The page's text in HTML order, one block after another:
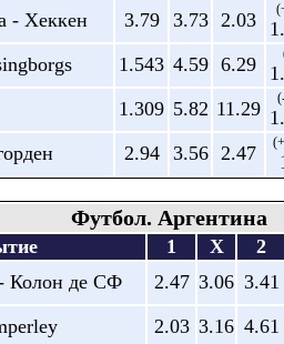
- Хеккен 3.79 3.73 2.03
1.543 4.59 6.29
1.309 5.82 11.29
2.94 3.56 2.47
Футбол. Аргентина
1 X 2
Колон де СФ 2.47 3.06 3.41
2.03 3.16 4.61